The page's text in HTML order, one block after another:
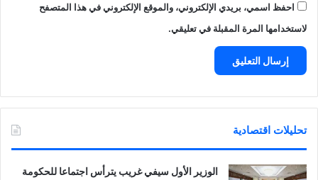
احفظ اسمي، بريدي الإلكتروني، والموقع الإلكتروني في هذا المتصفح
لاستخدامها المرة المقبلة في تعليقي.
تحليلات اقتصادية
الوزير الأول سيفي غريب يترأس اجتماعا للحكومة